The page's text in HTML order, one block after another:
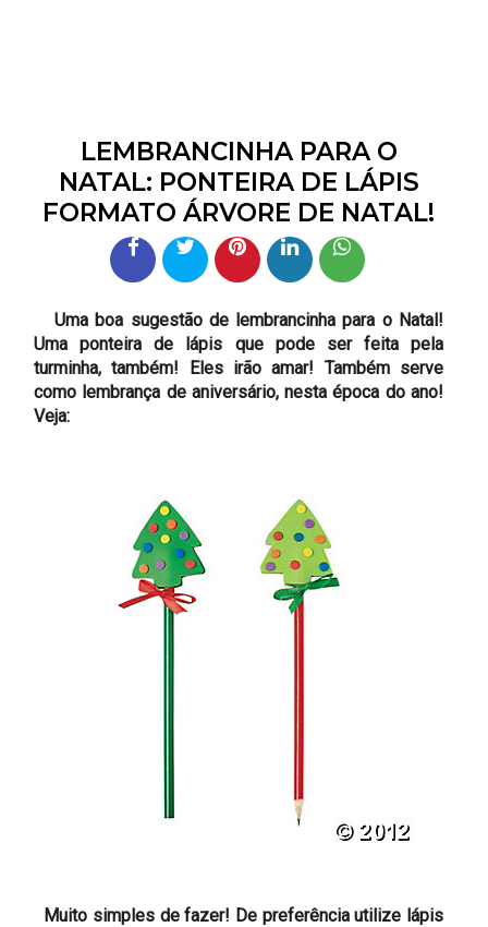
LEMBRANCINHA PARA O
NATAL: PONTEIRA DE LÁPIS
FORMATO ÁRVORE DE NATAL!
Uma boa sugestão de lembrancinha para o Natal!
Uma ponteira de lápis que pode ser feita pela
turminha, também! Eles irão amar! Também serve
como lembrança de aniversário, nesta época do ano!
Veja:
Muito simples de fazer! De preferência utilize lápis